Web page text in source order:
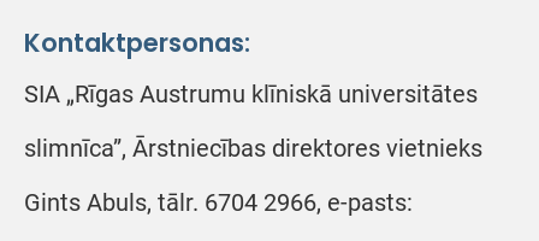
Kontaktpersonas:
SIA „Rīgas Austrumu klīniskā universitātes
slimnīca”, Ārstniecības direktores vietnieks
Gints Abuls, tālr. 6704 2966, e-pasts: